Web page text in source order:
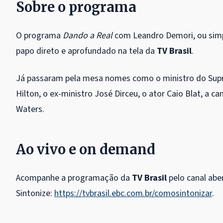
Sobre o programa
O programa Dando a Realcom Leandro Demori, ou
papo direto e aprofundado na tela da TV Brasil.
Já passaram pela mesa nomes como o ministro do
Hilton, o ex-ministro José Dirceu, o ator Caio Blat, a
Waters.
Ao vivo e on
Acompanhe a programação da TV Brasil pelo canal
Sintonize: https://tvbrasil.ebc.com.br/comosintonizar.